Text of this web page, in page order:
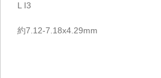
L I3
約7.12-7.18x4.29mm